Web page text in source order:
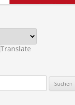
Translate